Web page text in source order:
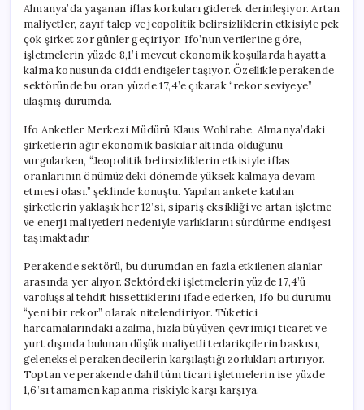
12
Şirketten
Biri
Tehlikede
Almanya’da yaşanan iflas korkuları giderek derinleşiyor. Artan
maliyetler, zayıf talep ve jeopolitik belirsizliklerin etkisiyle pek
çok şirket zor günler geçiriyor. Ifo’nun verilerine göre,
işletmelerin yüzde 8,1’i mevcut ekonomik koşullarda hayatta
kalma konusunda ciddi endişeler taşıyor. Özellikle perakende
sektöründe bu oran yüzde 17,4’e çıkarak “rekor seviyeye”
ulaşmış durumda.
Ifo Anketler Merkezi Müdürü Klaus Wohlrabe, Almanya’daki
şirketlerin ağır ekonomik baskılar altında olduğunu
vurgularken, “Jeopolitik belirsizliklerin etkisiyle iflas
oranlarının önümüzdeki dönemde yüksek kalmaya devam
etmesi olası.” şeklinde konuştu. Yapılan ankete katılan
şirketlerin yaklaşık her 12’si, sipariş eksikliği ve artan işletme
ve enerji maliyetleri nedeniyle varlıklarını sürdürme endişesi
taşımaktadır.
Perakende sektörü, bu durumdan en fazla etkilenen alanlar
arasında yer alıyor. Sektördeki işletmelerin yüzde 17,4’ü
varoluşsal tehdit hissettiklerini ifade ederken, Ifo bu durumu
“yeni bir rekor” olarak nitelendiriyor. Tüketici
harcamalarındaki azalma, hızla büyüyen çevrimiçi ticaret ve
yurt dışında bulunan düşük maliyetli tedarikçilerin baskısı,
geleneksel perakendecilerin karşılaştığı zorlukları artırıyor.
Toptan ve perakende dahil tüm ticari işletmelerin ise yüzde
1,6’sı tamamen kapanma riskiyle karşı karşıya.